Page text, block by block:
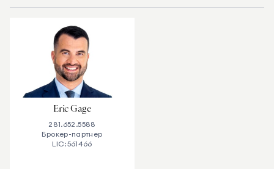
Eric Gage
281.652.5588
Брокер-партнер
LIC:561466